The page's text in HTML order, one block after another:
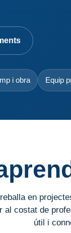
i obra Equip
en
costat de
útil i